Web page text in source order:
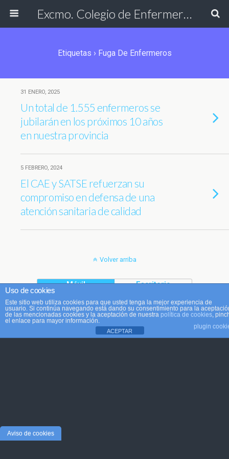
Excmo. Colegio de Enfermería de Cádiz
Etiquetas › Fuga De Enfermeros
31 ENERO, 2025
Un total de 1.555 enfermeros se
jubilarán en los próximos 10 años
en nuestra provincia
5 FEBRERO, 2024
El CAE y SATSE refuerzan su
compromiso en defensa de una
atención sanitaria de calidad
Volver arriba
Móvil Escritorio
Uso de cookies
Este sitio web utiliza cookies para que usted tenga la mejor experiencia de
usuario. Si continúa navegando está dando su consentimiento para la
de las mencionadas cookies y la aceptación de nuestra política de cookies,
el enlace para mayor información.
plugin
ACEPTAR
Aviso de cookies